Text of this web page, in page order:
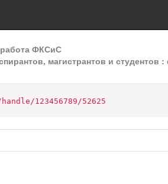
ФКСиС
магистрантов и студентов :
123456789/52625